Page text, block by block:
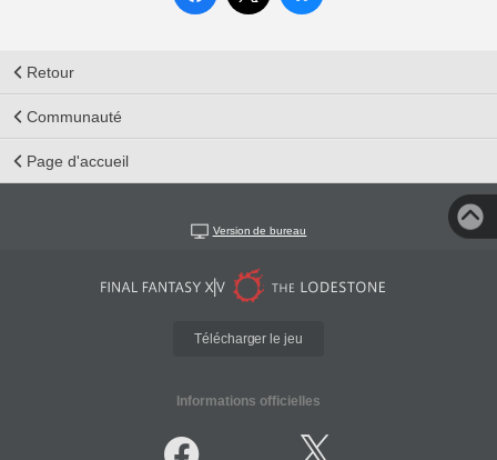
Retour
Communauté
Page d'accueil
Version de bureau
Télécharger le jeu
Informations officielles